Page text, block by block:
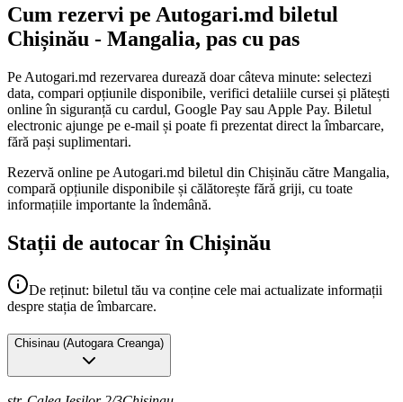
Cum rezervi pe Autogari.md biletul
Chișinău - Mangalia, pas cu pas
Pe Autogari.md rezervarea durează doar câteva minute: selectezi
data, compari opțiunile disponibile, verifici detaliile cursei și plătești
online în siguranță cu cardul, Google Pay sau Apple Pay. Biletul
electronic ajunge pe e-mail și poate fi prezentat direct la îmbarcare,
fără pași suplimentari.
Rezervă online pe Autogari.md biletul din Chișinău către Mangalia,
compară opțiunile disponibile și călătorește fără griji, cu toate
informațiile importante la îndemână.
Stații de autocar în Chișinău
De reținut: biletul tău va conține cele mai actualizate informații
despre stația de îmbarcare.
Chisinau (Autogara Creanga)